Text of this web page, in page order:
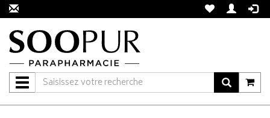
Navigation